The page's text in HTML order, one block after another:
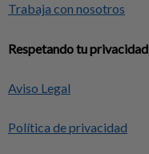
Trabaja con nosotros
Respetando tu privacidad
Aviso Legal
Política de privacidad